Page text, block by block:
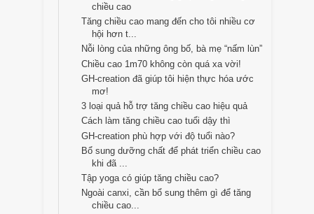
chiều cao
Tăng chiều cao mang đến cho tôi nhiều cơ
hội hơn t...
Nỗi lòng của những ông bố, bà mẹ “nấm lùn”
Chiều cao 1m70 không còn quá xa vời!
GH-creation đã giúp tôi hiện thực hóa ước
mơ!
3 loại quả hỗ trợ tăng chiều cao hiệu quả
Cách làm tăng chiều cao tuổi dậy thì
GH-creation phù hợp với độ tuổi nào?
Bổ sung dưỡng chất để phát triển chiều cao
khi đã ...
Tập yoga có giúp tăng chiều cao?
Ngoài canxi, cần bổ sung thêm gì để tăng
chiều cao...